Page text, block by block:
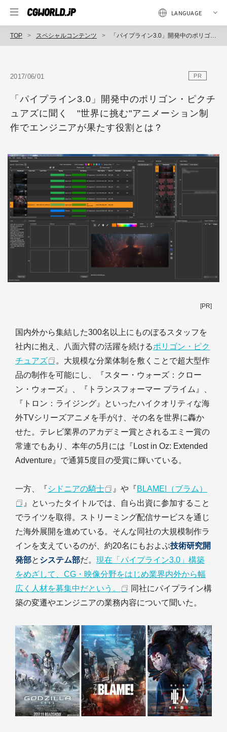
TOP スペシャルコンテンツ 「パイプライン3.0」開発中のポリゴン・ピクチュアズに聞く "世界に挑む"アニメーション制作でエンジニアが果たす役割とは？
2017/06/01 PR
「パイプライン3.0」開発中のポリゴン・ピクチ
ュアズに聞く "世界に挑む"アニメーション制
作でエンジニアが果たす役割とは？
[PR]
国内外から集結した300名以上にものぼるスタッフを
社内に抱え、八面六臂の活躍を続けるポリゴン・ピク
チュアズ
。大規模な分業体制を敷くことで超大型作
品の制作を可能にし、『スター・ウォーズ：クロー
ン・ウォーズ』、『トランスフォーマー プライム』、
『トロン：ライジング』といったハイクオリティな海
外TVシリーズアニメを手がけ、その名を世界に轟か
せた。テレビ業界のアカデミー賞とされるエミー賞の
常連でもあり、本年の5月には『Lost in Oz: Extended
Adventure』で通算5度目の受賞に輝いている。
一方、『シドニアの騎士 』や『BLAME!（ブラム）
』といったタイトルでは、自ら出資に参加すること
でライツを取得。ストリーミング配信サービスを通じ
た海外展開を進めている。そんな同社の大規模制作ラ
インを支えているのが、約20名にもおよぶ技術研究開
発部と システム部だ。 現在「パイプライン3.0」構築
をめざして、CG・映像分野をはじめ業界内外から幅
広く人材を募集中だという。
同社にパイプライン構
築の変遷やエンジニアの業務内容について聞いた。